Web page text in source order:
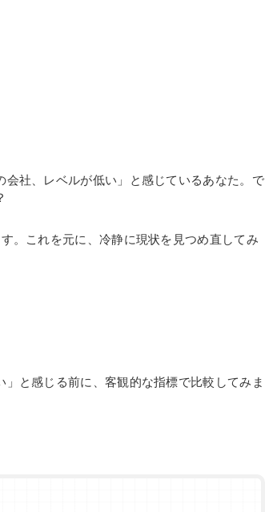
社、レベルが低い」と感じているあなた。で
。これを元に、冷静に現状を見つめ直してみ
と感じる前に、客観的な指標で比較してみま